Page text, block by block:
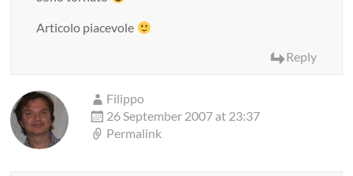
Articolo piacevole
Reply
Filippo
26 September 2007 at 23:37
Permalink